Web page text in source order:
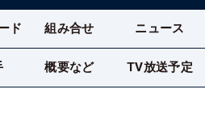
ド 組み合せ ニュース
概要など TV放送予定